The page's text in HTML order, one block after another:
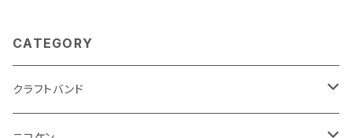
CATEGORY
クラフトバンド